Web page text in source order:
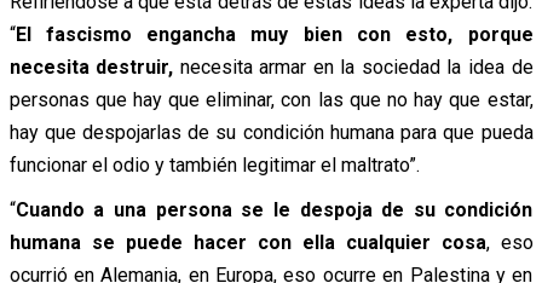
“El fascismo engancha muy bien con esto, porque
necesita destruir, necesita armar en la sociedad la idea de
personas que hay que eliminar, con las que no hay que estar,
hay que despojarlas de su condición humana para que pueda
funcionar el odio y también legitimar el maltrato”.
“Cuando a una persona se le despoja de su condición
humana se puede hacer con ella cualquier cosa,eso
ocurrió en Alemania, en Europa, eso ocurre en Palestina y en